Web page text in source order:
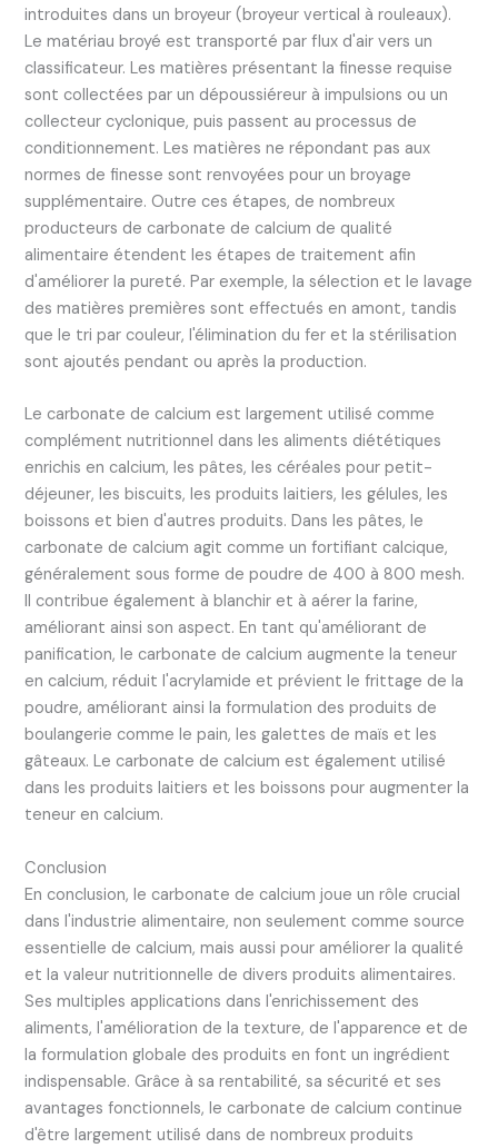
introduites dans un broyeur (broyeur vertical à rouleaux).
Le matériau broyé est transporté par flux d'air vers un
classificateur. Les matières présentant la finesse requise
sont collectées par un dépoussiéreur à impulsions ou un
collecteur cyclonique, puis passent au processus de
conditionnement. Les matières ne répondant pas aux
normes de finesse sont renvoyées pour un broyage
supplémentaire. Outre ces étapes, de nombreux
producteurs de carbonate de calcium de qualité
alimentaire étendent les étapes de traitement afin
d'améliorer la pureté. Par exemple, la sélection et le lavage
des matières premières sont effectués en amont, tandis
que le tri par couleur, l'élimination du fer et la stérilisation
sont ajoutés pendant ou après la production.
Le carbonate de calcium est largement utilisé comme
complément nutritionnel dans les aliments diététiques
enrichis en calcium, les pâtes, les céréales pour petit-
déjeuner, les biscuits, les produits laitiers, les gélules, les
boissons et bien d'autres produits. Dans les pâtes, le
carbonate de calcium agit comme un fortifiant calcique,
généralement sous forme de poudre de 400 à 800 mesh.
Il contribue également à blanchir et à aérer la farine,
améliorant ainsi son aspect. En tant qu'améliorant de
panification, le carbonate de calcium augmente la teneur
en calcium, réduit l'acrylamide et prévient le frittage de la
poudre, améliorant ainsi la formulation des produits de
boulangerie comme le pain, les galettes de maïs et les
gâteaux. Le carbonate de calcium est également utilisé
dans les produits laitiers et les boissons pour augmenter la
teneur en calcium.
Conclusion
En conclusion, le carbonate de calcium joue un rôle crucial
dans l'industrie alimentaire, non seulement comme source
essentielle de calcium, mais aussi pour améliorer la qualité
et la valeur nutritionnelle de divers produits alimentaires.
Ses multiples applications dans l'enrichissement des
aliments, l'amélioration de la texture, de l'apparence et de
la formulation globale des produits en font un ingrédient
indispensable. Grâce à sa rentabilité, sa sécurité et ses
avantages fonctionnels, le carbonate de calcium continue
d'être largement utilisé dans de nombreux produits